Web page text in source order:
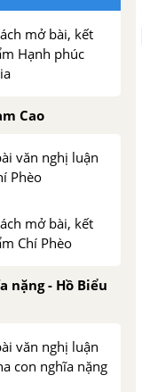
mở bài, kết
Hạnh phúc
Cao
văn nghị luận
Phèo
mở bài, kết
Chí Phèo
nặng - Hồ Biểu
văn nghị luận
con nghĩa nặng